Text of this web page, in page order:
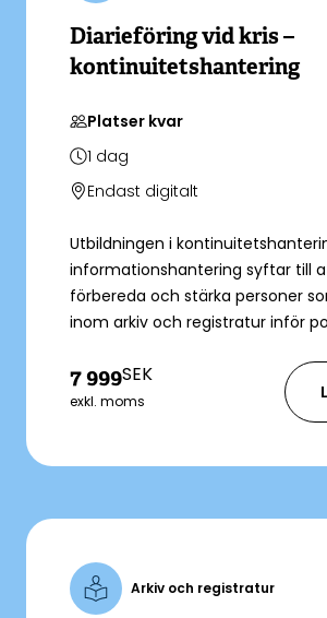
Diarieföring vid kris –
kontinuitetshantering
Platser kvar
1 dag
Endast digitalt
Utbildningen i
informationshantering syftar till
förbereda och stärka personer
inom arkiv och registratur inför
bättre förberedd när det
och verksamheten behöver
arbetssätt för hantering av
7 999SEK
exkl. moms
Arkiv och registratur